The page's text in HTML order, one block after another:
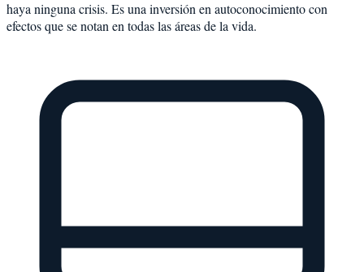
haya ninguna crisis. Es una inversión en autoconocimiento con
efectos que se notan en todas las áreas de la vida.